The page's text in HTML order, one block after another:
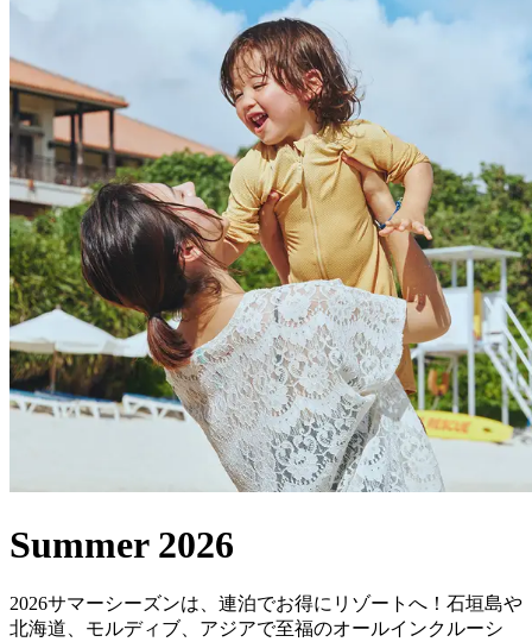
Summer 2026
2026サマーシーズンは、連泊でお得にリゾートへ！石垣島や
北海道、モルディブ、アジアで至福のオールインクルーシ